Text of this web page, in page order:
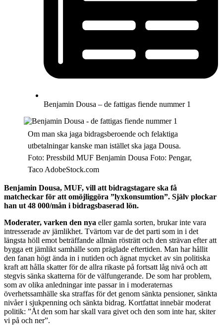
Benjamin Dousa – de fattigas fiende nummer 1
Om man ska jaga bidragsberoende och felaktiga
utbetalningar kanske man istället ska jaga Dousa.
Foto: Pressbild MUF Benjamin Dousa Foto: Pengar,
Taco AdobeStock.com
Benjamin Dousa, MUF, vill att bidragstagare ska få
matcheckar för att omöjliggöra ”lyxkonsumtion”. Själv plockar
han ut 48 000/mån i bidragsbaserad lön.
Moderater, varken den nya eller gamla sorten, brukar inte vara
intresserade av jämlikhet. Tvärtom var de det parti som in i det
längsta höll emot beträffande allmän rösträtt och den strävan efter att
bygga ett jämlikt samhälle som präglade eftertiden. Man har hållit
den fanan högt ända in i nutiden och ägnat mycket av sin politiska
kraft att hålla skatter för de allra rikaste på fortsatt låg nivå och att
stegvis sänka skatterna för de välfungerande. De som har problem,
som av olika anledningar inte passar in i moderaternas
överhetssamhälle ska straffas för det genom sänkta pensioner, sänkta
nivåer i sjukpenning och sänkta bidrag. Kortfattat innebär moderat
politik: ”Åt den som har skall vara givet och den som inte har, skiter
vi på och ner”.